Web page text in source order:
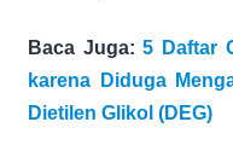
Baca Juga:5 Daftar
karena Diduga
Dietilen Glikol (DEG)